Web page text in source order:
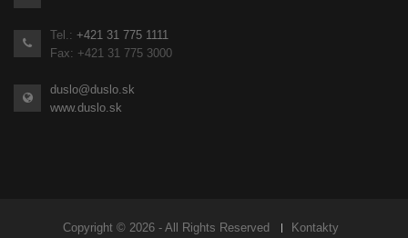
Tel.: +421 31 775 1111
Fax: +421 31 775 3000
duslo@duslo.sk
www.duslo.sk
Copyright © 2026 - All Rights Reserved Kontakty